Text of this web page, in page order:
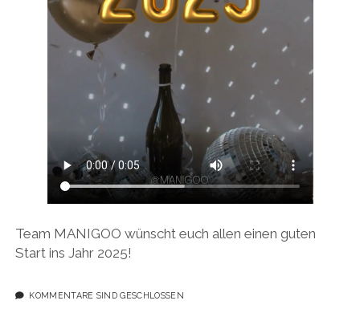
Team MANIGOO wünscht euch allen einen guten
Start ins Jahr 2025!
KOMMENTARE SIND GESCHLOSSEN